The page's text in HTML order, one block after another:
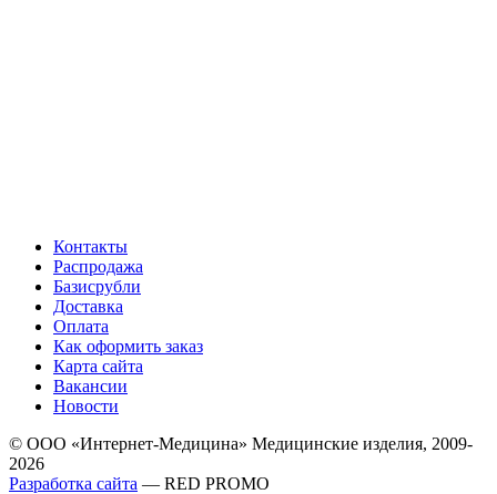
Контакты
Распродажа
Базисрубли
Доставка
Оплата
Как оформить заказ
Карта сайта
Вакансии
Новости
© ООО «Интернет-Медицина» Медицинские изделия, 2009-
2026
Разработка сайта — RED PROMO